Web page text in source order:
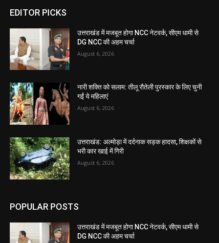
EDITOR PICKS
उत्तराखंड में मजबूत होगा NCC नेटवर्क, सीएम धामी से
DG NCC की अहम चर्चा
August 6, 2026
नारी शक्ति को सलाम: तीलू रौतेली पुरस्कार के लिए चुनी
गईं ये महिलाएं
August 6, 2026
उत्तराखंड: अल्मोड़ा में दर्दनाक सड़क हादसा, शिक्षकों से
भरी कार खाई में गिरी
August 6, 2026
POPULAR POSTS
उत्तराखंड में मजबूत होगा NCC नेटवर्क, सीएम धामी से
DG NCC की अहम चर्चा